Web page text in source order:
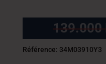
139.000
Référence: 34M03910Y3